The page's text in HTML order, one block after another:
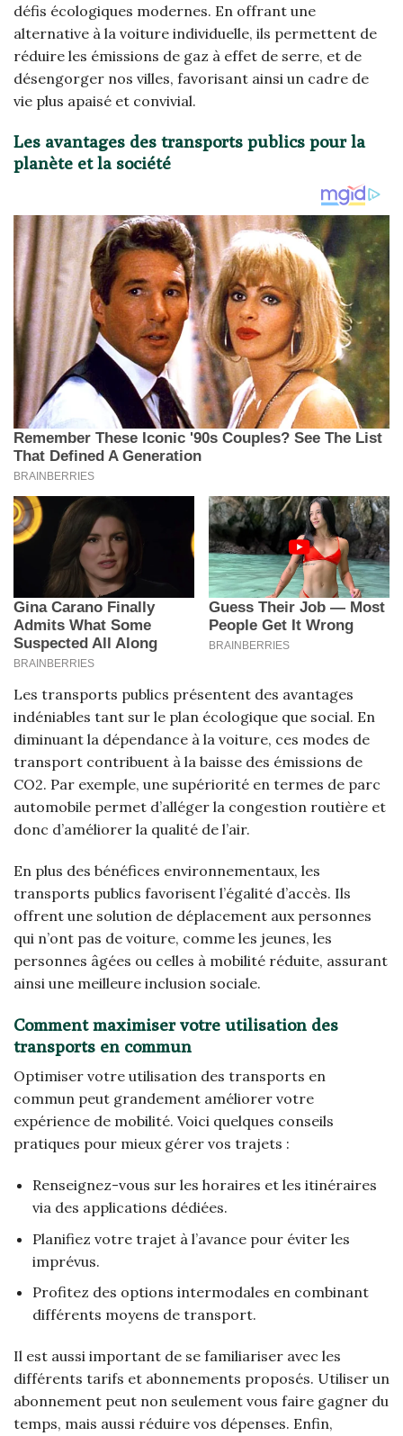
défis écologiques modernes. En offrant une
alternative à la voiture individuelle, ils permettent de
réduire les émissions de gaz à effet de serre, et de
désengorger nos villes, favorisant ainsi un cadre de
vie plus apaisé et convivial.
Les avantages des transports publics pour la
planète et la société
Les transports publics présentent des avantages
indéniables tant sur le plan écologique que social. En
diminuant la dépendance à la voiture, ces modes de
transport contribuent à la baisse des émissions de
CO2. Par exemple, une supériorité en termes de parc
automobile permet d’alléger la congestion routière et
donc d’améliorer la qualité de l’air.
En plus des bénéfices environnementaux, les
transports publics favorisent l’égalité d’accès. Ils
offrent une solution de déplacement aux personnes
qui n’ont pas de voiture, comme les jeunes, les
personnes âgées ou celles à mobilité réduite, assurant
ainsi une meilleure inclusion sociale.
Comment maximiser votre utilisation des
transports en commun
Optimiser votre utilisation des transports en
commun peut grandement améliorer votre
expérience de mobilité. Voici quelques conseils
pratiques pour mieux gérer vos trajets :
Renseignez-vous sur les horaires et les itinéraires
via des applications dédiées.
Planifiez votre trajet à l’avance pour éviter les
imprévus.
Profitez des options intermodales en combinant
différents moyens de transport.
Il est aussi important de se familiariser avec les
différents tarifs et abonnements proposés. Utiliser un
abonnement peut non seulement vous faire gagner du
temps, mais aussi réduire vos dépenses. Enfin,